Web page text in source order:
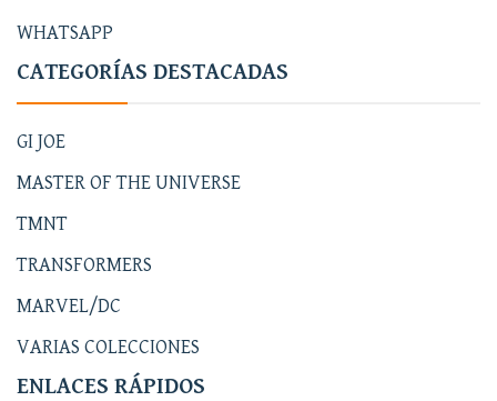
WHATSAPP
CATEGORÍAS DESTACADAS
GI JOE
MASTER OF THE UNIVERSE
TMNT
TRANSFORMERS
MARVEL/DC
VARIAS COLECCIONES
ENLACES RÁPIDOS